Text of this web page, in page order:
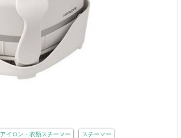
アイロン・衣類スチーマー スチーマー